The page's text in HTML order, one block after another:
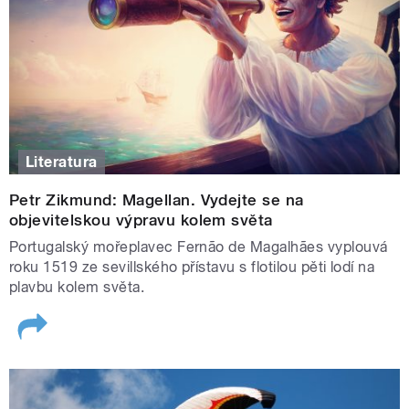
v samém srdci Karlových Varů.
Letní Blízká setkání | foto:
rozhlas
V průběhu července a srpna usedne navíc vždy ve
Literatura
Petr Zikmund: Magellan. Vydejte se na
objevitelskou výpravu kolem světa
Portugalský mořeplavec Fernão de Magalhães vyplouvá
roku 1519 ze sevillského přístavu s flotilou pěti lodí na
plavbu kolem světa.